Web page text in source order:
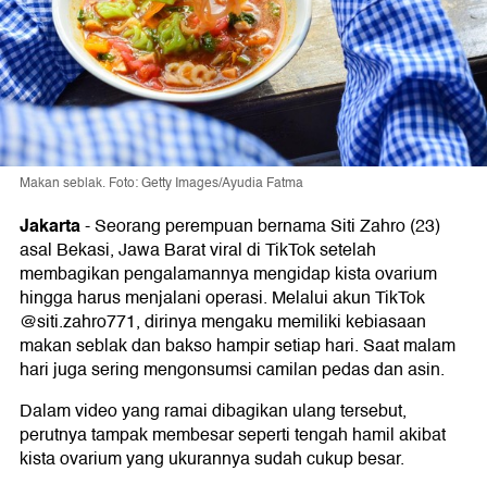
Makan seblak. Foto: Getty Images/Ayudia Fatma
Jakarta-Seorang perempuan bernama Siti Zahro (23)
asal Bekasi, Jawa Barat viral di TikTok setelah
membagikan pengalamannya mengidap kista ovarium
hingga harus menjalani operasi. Melalui akun TikTok
@siti.zahro771, dirinya mengaku memiliki kebiasaan
makan seblak dan bakso hampir setiap hari. Saat malam
hari juga sering mengonsumsi camilan pedas dan asin.
Dalam video yang ramai dibagikan ulang tersebut,
perutnya tampak membesar seperti tengah hamil akibat
kista ovarium yang ukurannya sudah cukup besar.